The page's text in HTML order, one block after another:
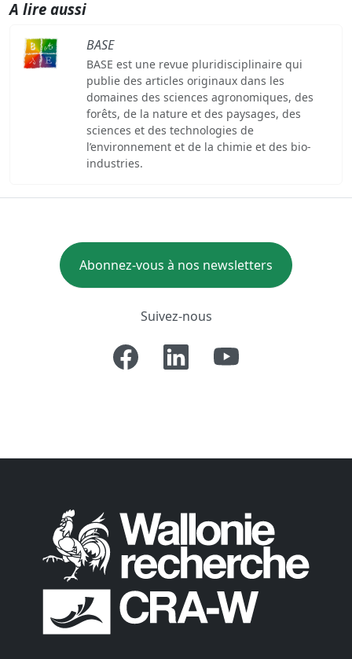
A lire aussi
BASE
BASE est une revue pluridisciplinaire qui
publie des articles originaux dans les
domaines des sciences agronomiques, des
forêts, de la nature et des paysages, des
sciences et des technologies de
l’environnement et de la chimie et des bio-
industries.
Abonnez-vous à nos newsletters
Suivez-nous